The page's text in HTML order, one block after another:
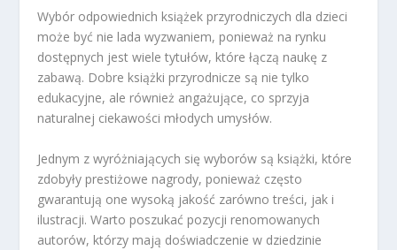
Wybór odpowiednich książek przyrodniczych dla dzieci
może być nie lada wyzwaniem, ponieważ na rynku
dostępnych jest wiele tytułów, które łączą naukę z
zabawą. Dobre książki przyrodnicze są nie tylko
edukacyjne, ale również angażujące, co sprzyja
naturalnej ciekawości młodych umysłów.
Jednym z wyróżniających się wyborów są książki, które
zdobyły prestiżowe nagrody, ponieważ często
gwarantują one wysoką jakość zarówno treści, jak i
ilustracji. Warto poszukać pozycji renomowanych
autorów, którzy mają doświadczenie w dziedzinie